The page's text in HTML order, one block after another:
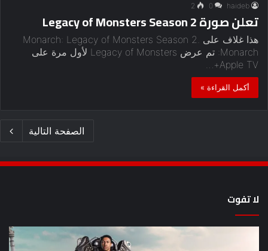
haideb
0
2
تعلن صورة Legacy of Monsters Season 2
هذا غلاف على Monarch: Legacy of Monsters Season 2.
Monarch: تم عرض Legacy of Monsters لأول مرة على
Apple TV+…
أكمل القراءة »
الصفحة التالية
لا تفوت